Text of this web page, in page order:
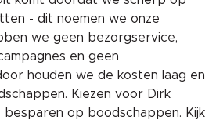
- dit noemen we onze
we geen bezorgservice,
en geen
houden we de kosten laag en
Kiezen voor Dirk
op boodschappen. Kijk